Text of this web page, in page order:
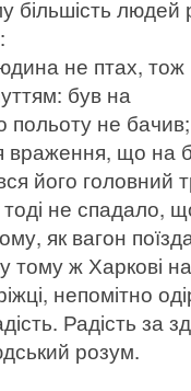
більшість
не птах, тож
був на
польоту не
враження, що на
його головний
не спадало,
як вагон
тому ж Харкові
непомітно
Радість за
розум.